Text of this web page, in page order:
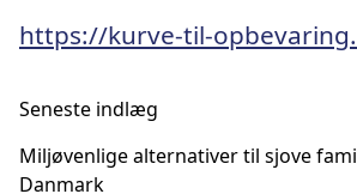
https://kurve-til-
Seneste indlæg
Miljøvenlige alternativer til sjove
Danmark